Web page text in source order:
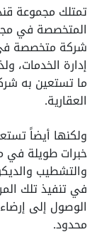
تمتلك مجموعة
المتخصصة في
شركة متخصصة في
إدارة الخدمات،
ما تستعين به
العقارية.
ولكنها أيضاً
خبرات طويلة في
والتشطيب
في تنفيذ تلك
الوصول إلى
محدود.